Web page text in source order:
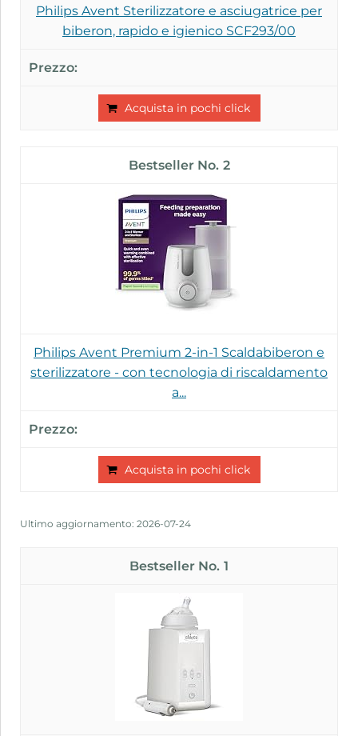
Philips Avent Sterilizzatore e asciugatrice per
biberon, rapido e igienico SCF293/00
Acquista in pochi click
2
Philips Avent Premium 2-in-1 Scaldabiberon e
sterilizzatore - con tecnologia di riscaldamento
a...
Acquista in pochi click
Ultimo aggiornamento: 2026-07-24
1